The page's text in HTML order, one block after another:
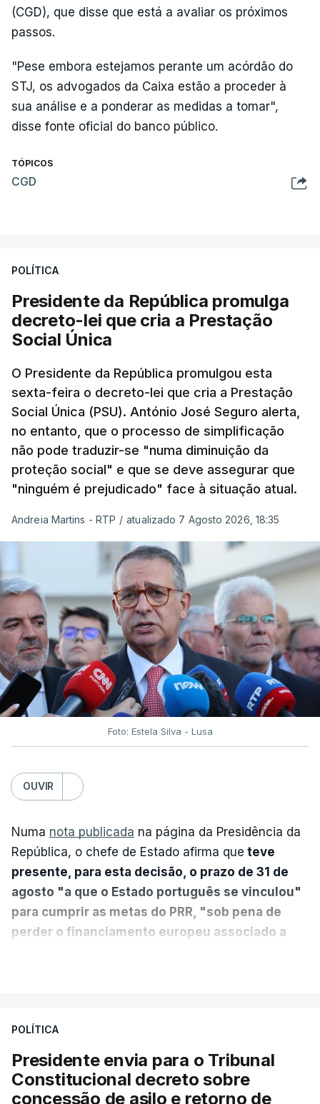
(CGD), que disse que está a avaliar os próximos
passos.
"Pese embora estejamos perante um acórdão do
STJ, os advogados da Caixa estão a proceder à
sua análise e a ponderar as medidas a tomar",
disse fonte oficial do banco público.
TÓPICOS
CGD
POLÍTICA
Presidente da República promulga
decreto-lei que cria a Prestação
Social Única
O Presidente da República promulgou esta
sexta-feira o decreto-lei que cria a Prestação
Social Única (PSU). António José Seguro alerta,
no entanto, que o processo de simplificação
não pode traduzir-se "numa diminuição da
proteção social" e que se deve assegurar que
"ninguém é prejudicado" face à situação atual.
Andreia Martins - RTP / atualizado 7 Agosto 2026, 18:35
Foto: Estela Silva - Lusa
OUVIR
Numa nota publicada na página da Presidência da
República, o chefe de Estado afirma que teve
presente, para esta decisão, o prazo de 31 de
agosto "a que o Estado português se vinculou"
para cumprir as metas do PRR, "sob pena de
perder o financiamento europeu associado a
sistema mais simples, mais justo e transparente".
"Sempre que seja possível reduzir burocracias,
eliminar sobreposições e garantir que os apoios
POLÍTICA
Presidente envia para o Tribunal
Constitucional decreto sobre
concessão de asilo e retorno de